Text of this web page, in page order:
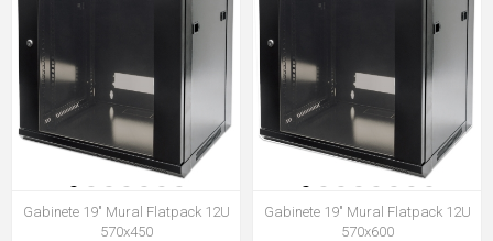
Gabinete 19" Mural Flatpack 12U
570x450
Gabinete 19" Mural Flatpack 12U
570x600